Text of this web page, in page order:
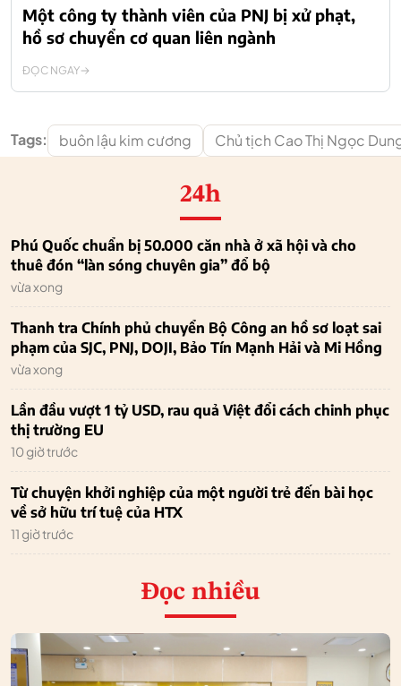
Một công ty thành viên của PNJ bị xử phạt,
hồ sơ chuyển cơ quan liên ngành
ĐỌC NGAY
Tags: buôn lậu kim cương Chủ tịch Cao Thị Ngọc
24h
Phú Quốc chuẩn bị 50.000 căn nhà ở xã hội và cho
thuê đón “làn sóng chuyên gia” đổ bộ
vừa xong
Thanh tra Chính phủ chuyển Bộ Công an hồ sơ loạt sai
phạm của SJC, PNJ, DOJI, Bảo Tín Mạnh Hải và Mi Hồng
vừa xong
Lần đầu vượt 1 tỷ USD, rau quả Việt đổi cách chinh phục
thị trường EU
10 giờ trước
Từ chuyện khởi nghiệp của một người trẻ đến bài học
về sở hữu trí tuệ của HTX
11 giờ trước
Đọc nhiều